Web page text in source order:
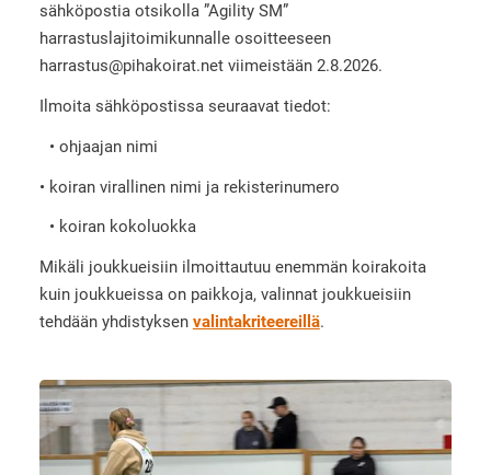
sähköpostia otsikolla ”Agility SM”
harrastuslajitoimikunnalle osoitteeseen
harrastus@pihakoirat.net viimeistään 2.8.2026.
Ilmoita sähköpostissa seuraavat tiedot:
• ohjaajan nimi
• koiran virallinen nimi ja rekisterinumero
• koiran kokoluokka
Mikäli joukkueisiin ilmoittautuu enemmän koirakoita
kuin joukkueissa on paikkoja, valinnat joukkueisiin
tehdään yhdistyksen valintakriteereillä.